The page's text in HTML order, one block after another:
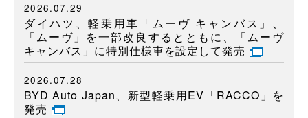
2026.07.29
ダイハツ、軽乗用車「ムーヴ キャンバス」、
「ムーヴ」を一部改良するとともに、「ムーヴ
キャンバス」に特別仕様車を設定して発売
2026.07.28
BYD Auto Japan、新型軽乗用EV「RACCO」を
発売